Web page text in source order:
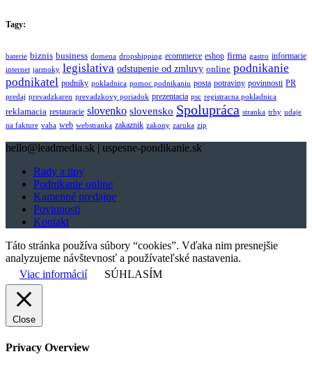
Tagy:
baterie biznis business domena dropshipping ecommerce eshop firma gastro informacie
internet jarmoky legislativa odstupenie od zmluvy online podnikanie
podnikatel podniky pokladnica pomoc podnikaniu posta potraviny povinnosti PR
predaj prevadzkaren prevadzkovy poriadok prezentacia psc registracna pokladnica
reklamacia restauracie slovenko slovensko Spolupráca stranka trhy udaje
na fakture vaha web webstranka zakaznik zakony zaruka zip
hello@leadmedia.sk | uspesne-pondikanie.sk
Rady a tipy
Podnikanie online
Kamenné predajne
Povinnosti
Kontakt
Táto stránka používa súbory “cookies”. Vďaka nim presnejšie
analyzujeme návštevnosť a používateľské nastavenia.
Viac informácií
SÚHLASÍM
Close
Privacy Overview